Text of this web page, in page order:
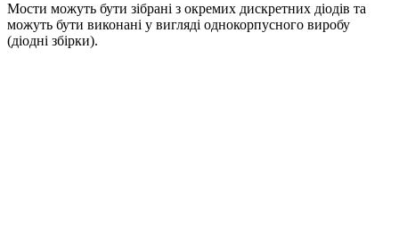
Мости можуть бути зібрані з окремих дискретних діодів та
можуть бути виконані у вигляді однокорпусного виробу
(діодні збірки).